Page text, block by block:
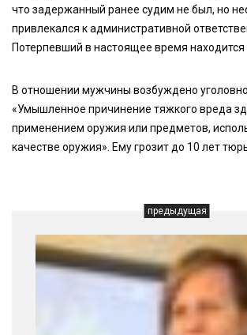
что задержанный ранее судим не был, но
привлекался к административной
Потерпевший в настоящее время находится
В отношении мужчины возбуждено
«Умышленное причинение тяжкого вреда
применением оружия или предметов,
качестве оружия». Ему грозит до 10 лет
предыдущая